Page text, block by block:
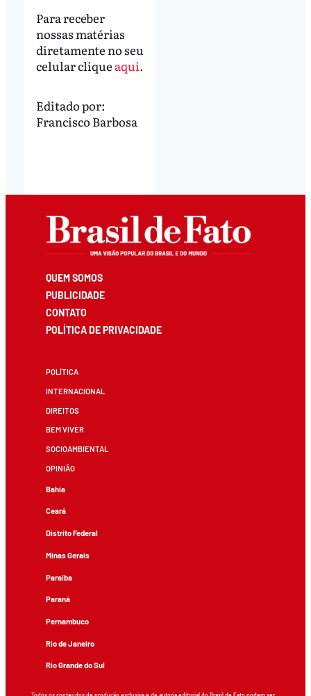
Para receber
nossas matérias
diretamente no seu
celular clique aqui.
Editado por:
Francisco Barbosa
QUEM SOMOS
PUBLICIDADE
CONTATO
POLÍTICA DE PRIVACIDADE
POLÍTICA
INTERNACIONAL
DIREITOS
BEM VIVER
SOCIOAMBIENTAL
OPINIÃO
Bahia
Ceará
Distrito Federal
Minas Gerais
Paraíba
Paraná
Pernambuco
Rio de Janeiro
Rio Grande do Sul